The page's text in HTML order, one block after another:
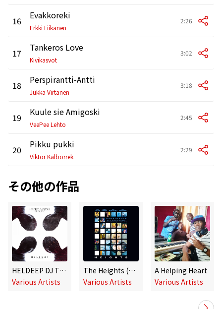
16 Evakkoreki
Erkki Liikanen
2:26
17 Tankeros Love
Kivikasvot
3:02
18 Perspirantti-Antti
Jukka Virtanen
3:18
19 Kuule sie Amigoski
VeePee Lehto
2:45
20 Pikku pukki
Viktor Kalborrek
2:29
その他の作品
HELDEEP DJ Tools, Pt. 7 - EP
Various Artists
The Heights (Original Soundtrack)
Various Artists
A Helping Heart
Various Artists